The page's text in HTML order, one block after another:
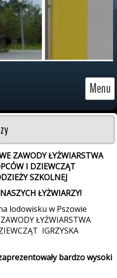
Menu
ZAWODY ŁYŻWIARSTWA
I DZIEWCZĄT
SZKOLNEJ
ŁYŻWIARZY!
lodowisku w Pszowie
ŁYŻWIARSTWA
IGRZYSKA
bardzo wysoki